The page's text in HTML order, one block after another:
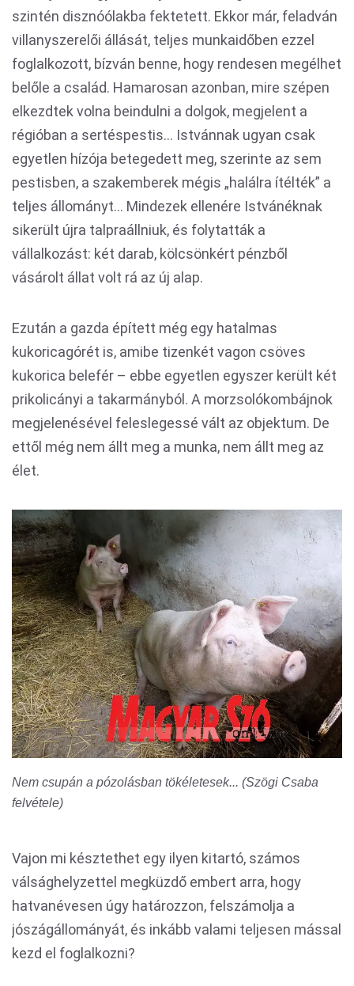
szintén disznóólakba fektetett. Ekkor már, feladván
villanyszerelői állását, teljes munkaidőben ezzel
foglalkozott, bízván benne, hogy rendesen megélhet
belőle a család. Hamarosan azonban, mire szépen
elkezdtek volna beindulni a dolgok, megjelent a
régióban a sertéspestis... Istvánnak ugyan csak
egyetlen hízója betegedett meg, szerinte az sem
pestisben, a szakemberek mégis „halálra ítélték” a
teljes állományt... Mindezek ellenére Istvánéknak
sikerült újra talpraállniuk, és folytatták a
vállalkozást: két darab, kölcsönkért pénzből
vásárolt állat volt rá az új alap.
Ezután a gazda épített még egy hatalmas
kukoricagórét is, amibe tizenkét vagon csöves
kukorica belefér – ebbe egyetlen egyszer került két
prikolicányi a takarmányból. A morzsolókombájnok
megjelenésével feleslegessé vált az objektum. De
ettől még nem állt meg a munka, nem állt meg az
élet.
Nem csupán a pózolásban tökéletesek... (Szögi Csaba
felvétele)
Vajon mi késztethet egy ilyen kitartó, számos
válsághelyzettel megküzdő embert arra, hogy
hatvanévesen úgy határozzon, felszámolja a
jószágállományát, és inkább valami teljesen mással
kezd el foglalkozni?